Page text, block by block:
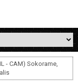
- CAM) Sokorame,